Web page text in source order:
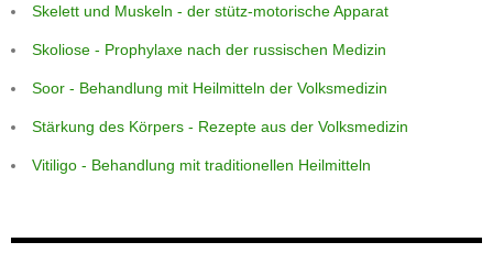
Skelett und Muskeln - der stütz-motorische Apparat
Skoliose - Prophylaxe nach der russischen Medizin
Soor - Behandlung mit Heilmitteln der Volksmedizin
Stärkung des Körpers - Rezepte aus der Volksmedizin
Vitiligo - Behandlung mit traditionellen Heilmitteln